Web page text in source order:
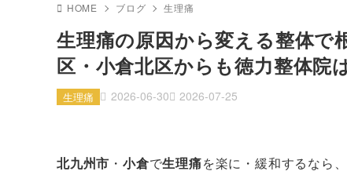
HOME ブログ 生理痛
生理痛の原因から変える整体で
区・小倉北区からも徳力整体院
2026-06-30 2026-07-25
生理痛
北九州市 ・小倉で生理痛を楽に・緩和するなら